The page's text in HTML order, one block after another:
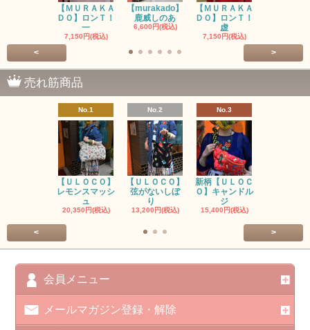
【ＭＵＲＡＫＡ
ＤＯ】ロンＴ！
一
7,150円(税込)
【murakado】
鹿威しのあ
6,600円(税込)
【ＭＵＲＡＫＡ
ＤＯ】ロンＴ！
虚
7,150円(税込)
< >
売れ筋商品
No.1
【ＵＬＯＣＯ】
レモンスマッシ
ュ
20,350円(税込)
No.2
【ＵＬＯＣＯ】
弦がないしぼ
り
13,200円(税込)
No.3
新柄【ＵＬＯＣ
Ｏ】キャンドル
ジ
15,400円(税込)
< >
会員メニュー
メールマガジン登録・解除